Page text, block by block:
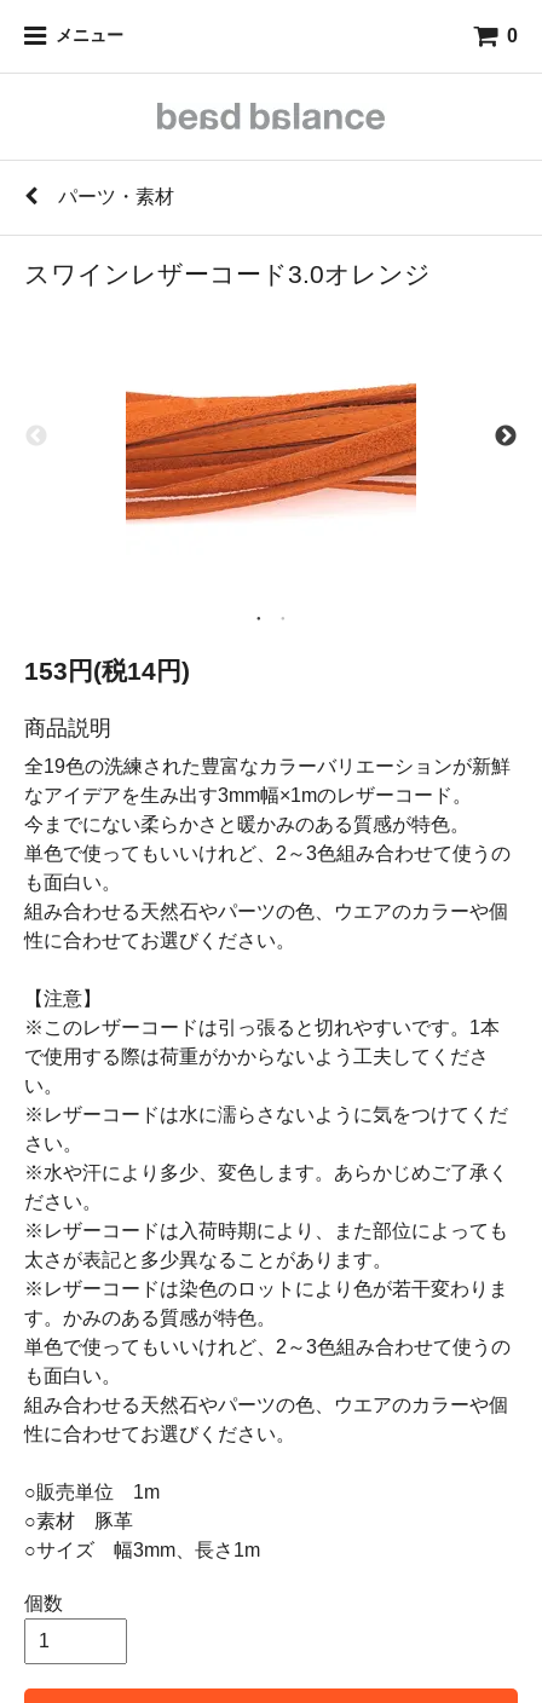
メニュー 0
パーツ・素材
スワインレザーコード3.0オレンジ
153円(税14円)
商品説明
全19色の洗練された豊富なカラーバリエーションが新鮮
なアイデアを生み出す3mm幅×1mのレザーコード。
今までにない柔らかさと暖かみのある質感が特色。
単色で使ってもいいけれど、2～3色組み合わせて使うの
も面白い。
組み合わせる天然石やパーツの色、ウエアのカラーや個
性に合わせてお選びください。
【注意】
※このレザーコードは引っ張ると切れやすいです。1本
で使用する際は荷重がかからないよう工夫してくださ
い。
※レザーコードは水に濡らさないように気をつけてくだ
さい。
※水や汗により多少、変色します。あらかじめご了承く
ださい。
※レザーコードは入荷時期により、また部位によっても
太さが表記と多少異なることがあります。
※レザーコードは染色のロットにより色が若干変わりま
す。かみのある質感が特色。
単色で使ってもいいけれど、2～3色組み合わせて使うの
も面白い。
組み合わせる天然石やパーツの色、ウエアのカラーや個
性に合わせてお選びください。
○販売単位 1m
○素材 豚革
○サイズ 幅3mm、長さ1m
個数